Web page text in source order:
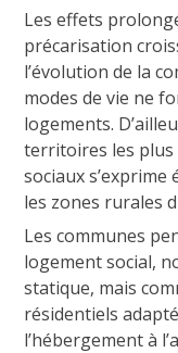
Les effets
précarisation
l’évolution de la
modes de vie ne
logements.
territoires les plus
sociaux
les zones rurales
Les communes
logement social,
statique, mais
résidentiels
l’hébergement à